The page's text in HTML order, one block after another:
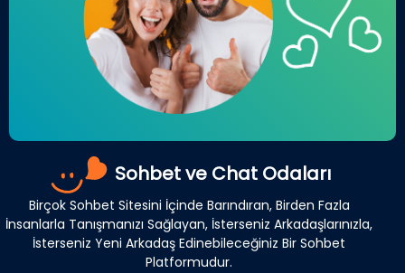
Sohbet ve Chat Odaları
Birçok Sohbet Sitesini İçinde Barındıran, Birden Fazla
İnsanlarla Tanışmanızı Sağlayan, İsterseniz Arkadaşlarınızla,
İsterseniz Yeni Arkadaş Edinebileceğiniz Bir Sohbet
Platformudur.